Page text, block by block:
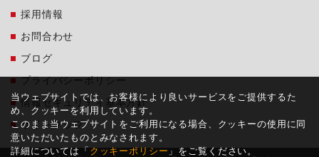
採用情報
お問合わせ
ブログ
プライバシーポリシー
情報セキュリティ基本方針
サイトマップ
当ウェブサイトでは、お客様により良いサービスをご提供するた
め、クッキーを利用しています。
このまま当ウェブサイトをご利用になる場合、クッキーの使用に同
意いただいたものとみなされます。
詳細については「 クッキーポリシー 」をご覧ください。